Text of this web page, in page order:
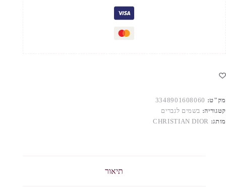
מק"ט: 3348901608060
קטגוריה: בשמים לגברים
מותג: CHRISTIAN DIOR
תיאור